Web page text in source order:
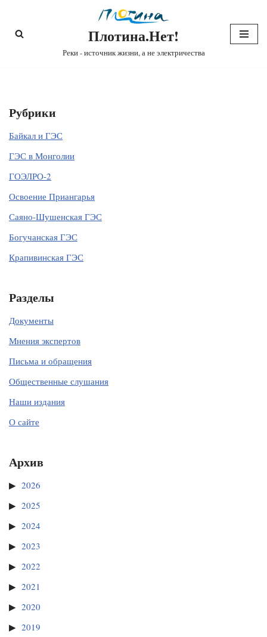
Перейти
Плотина.Нет!
Реки - источник жизни, а не электричества
Рубрики
Байкал и ГЭС
ГЭС в Монголии
ГОЭЛРО-2
Освоение Приангарья
Саяно-Шушенская ГЭС
Богучанская ГЭС
Крапивинская ГЭС
Разделы
Документы
Мнения экспертов
Письма и обращения
Общественные слушания
Наши издания
О сайте
Архив
2026
2025
2024
2023
2022
2021
2020
2019